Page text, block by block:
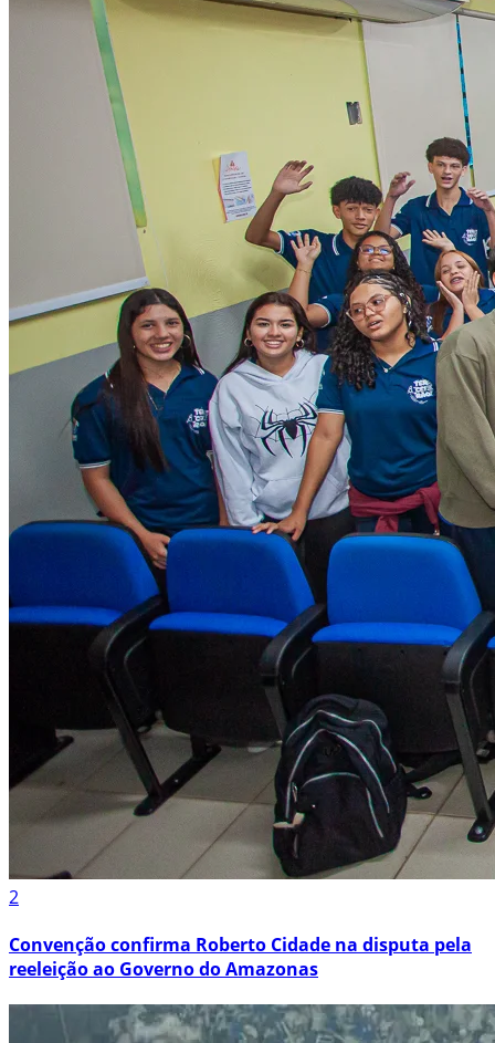
2
Convenção confirma Roberto Cidade na disputa pela
reeleição ao Governo do Amazonas